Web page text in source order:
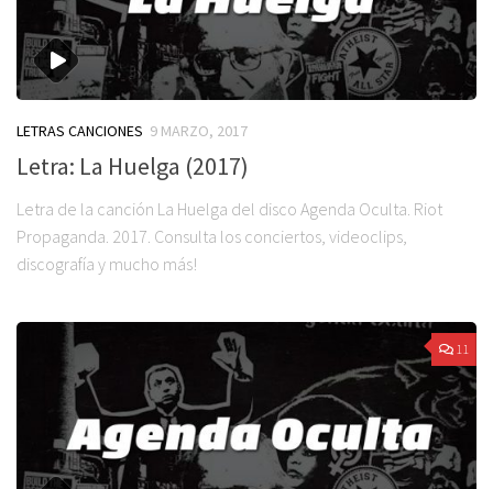
LETRAS CANCIONES 9 MARZO, 2017
Letra: La Huelga (2017)
Letra de la canción La Huelga del disco Agenda Oculta. Riot
Propaganda. 2017. Consulta los conciertos, videoclips,
discografía y mucho más!
11